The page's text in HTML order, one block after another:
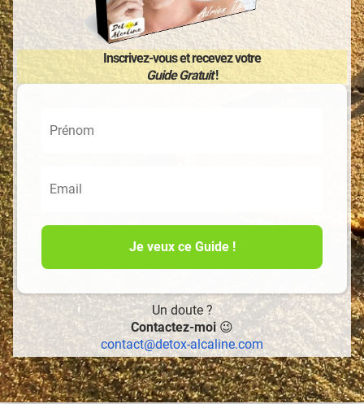
Inscrivez-vous et recevez votre
Guide Gratuit!
Je veux ce Guide !
Un doute ?
Contactez-moi 😉
contact@detox-alcaline.com